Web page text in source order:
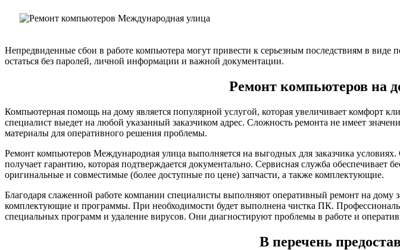
Непредвиденные сбои в работе компьютера могут привести к серьезным последствиям в
остаться без паролей, личной информации и важной документации.
Ремонт компьютеров на
Компьютерная помощь на дому является популярной услугой, которая увеличивает комфорт
специалист выедет на любой указанный заказчиком адрес. Сложность ремонта не имеет
материалы для оперативного решения проблемы.
Ремонт компьютеров Международная улица выполняется на выгодных для заказчика
получает гарантию, которая подтверждается документально. Сервисная служба
оригинальные и совместимые (более доступные по цене) запчасти, а также комплектующие.
Благодаря слаженной работе компании специалисты выполняют оперативный ремонт на
комплектующие и программы. При необходимости будет выполнена чистка ПК.
специальных программ и удаление вирусов. Они диагностируют проблемы в работе и
В перечень